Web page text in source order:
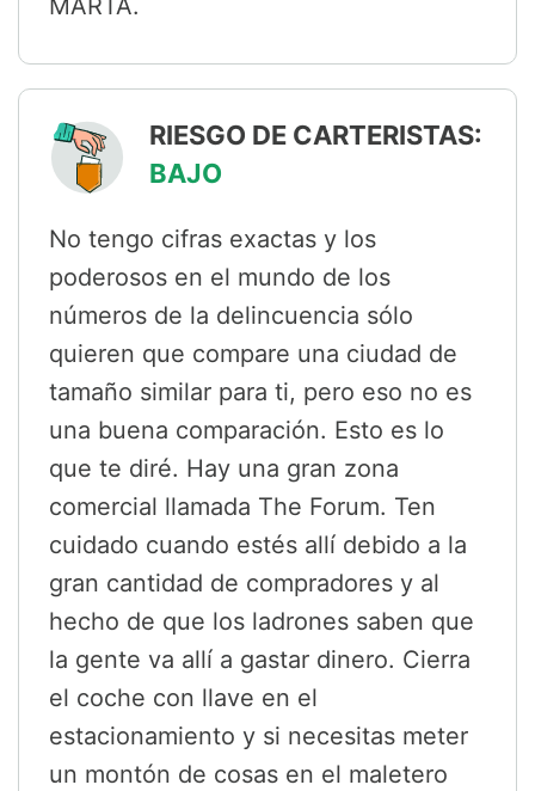
MARTA.
RIESGO DE CARTERISTAS:
BAJO
No tengo cifras exactas y los
poderosos en el mundo de los
números de la delincuencia sólo
quieren que compare una ciudad de
tamaño similar para ti, pero eso no es
una buena comparación. Esto es lo
que te diré. Hay una gran zona
comercial llamada The Forum. Ten
cuidado cuando estés allí debido a la
gran cantidad de compradores y al
hecho de que los ladrones saben que
la gente va allí a gastar dinero. Cierra
el coche con llave en el
estacionamiento y si necesitas meter
un montón de cosas en el maletero